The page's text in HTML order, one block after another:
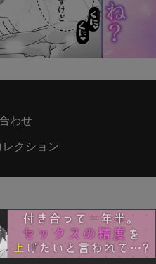
わせ
クション